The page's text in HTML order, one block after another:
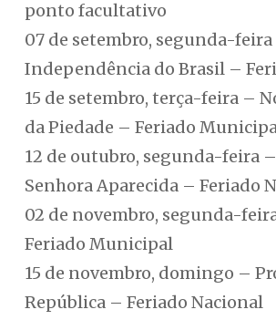
ponto facultativo
07 de setembro, segunda-
Independência do Brasil –
15 de setembro, terça-feira –
da Piedade – Feriado
12 de outubro, segunda-feira
Senhora Aparecida – Feriado
02 de novembro, segunda-
Feriado Municipal
15 de novembro, domingo –
República – Feriado Nacional